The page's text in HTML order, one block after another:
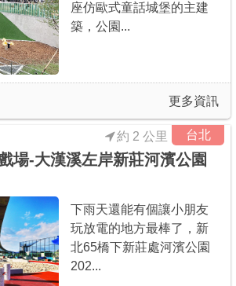
座仿歐式童話城堡的主建
築，公園...
更多資訊
台北
場-大漢溪左岸新莊河濱公園
約 2 公里
下雨天還能有個讓小朋友
玩放電的地方最棒了，新
北65橋下新莊處河濱公園
202...